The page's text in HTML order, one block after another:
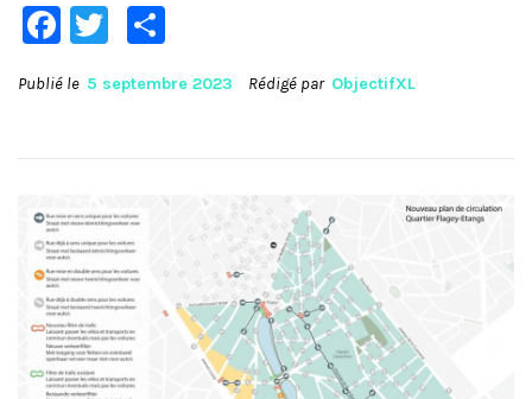
Facebook
Twitter
Publié le 5 septembre 2023 Rédigé par ObjectifXL